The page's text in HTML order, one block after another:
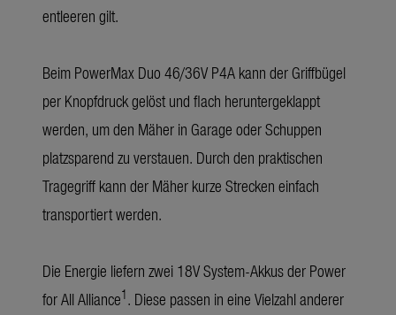
entleeren gilt.
Beim PowerMax Duo 46/36V P4A kann der Griffbügel
per Knopfdruck gelöst und flach heruntergeklappt
werden, um den Mäher in Garage oder Schuppen
platzsparend zu verstauen. Durch den praktischen
Tragegriff kann der Mäher kurze Strecken einfach
transportiert werden.
Die Energie liefern zwei 18V System-Akkus der Power
for All Alliance1. Diese passen in eine Vielzahl anderer